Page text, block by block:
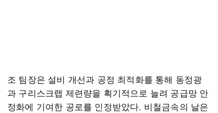
조 팀장은 설비 개선과 공정 최적화를 통해 동정광
과 구리스크랩 제련량을 획기적으로 늘려 공급망 안
정화에 기여한 공로를 인정받았다. 비철금속의 날은